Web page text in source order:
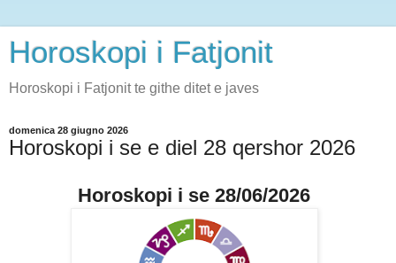
Horoskopi i Fatjonit
Horoskopi i Fatjonit te githe ditet e javes
domenica 28 giugno 2026
Horoskopi i se e diel 28 qershor 2026
Horoskopi i se 28/06/2026